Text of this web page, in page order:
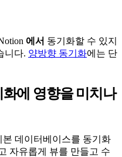
에서 동기화할 수 있지
니다. 양방향 동기화에는 단
에 영향을 미치나
본 데이터베이스를 동기화
자유롭게 뷰를 만들고 수